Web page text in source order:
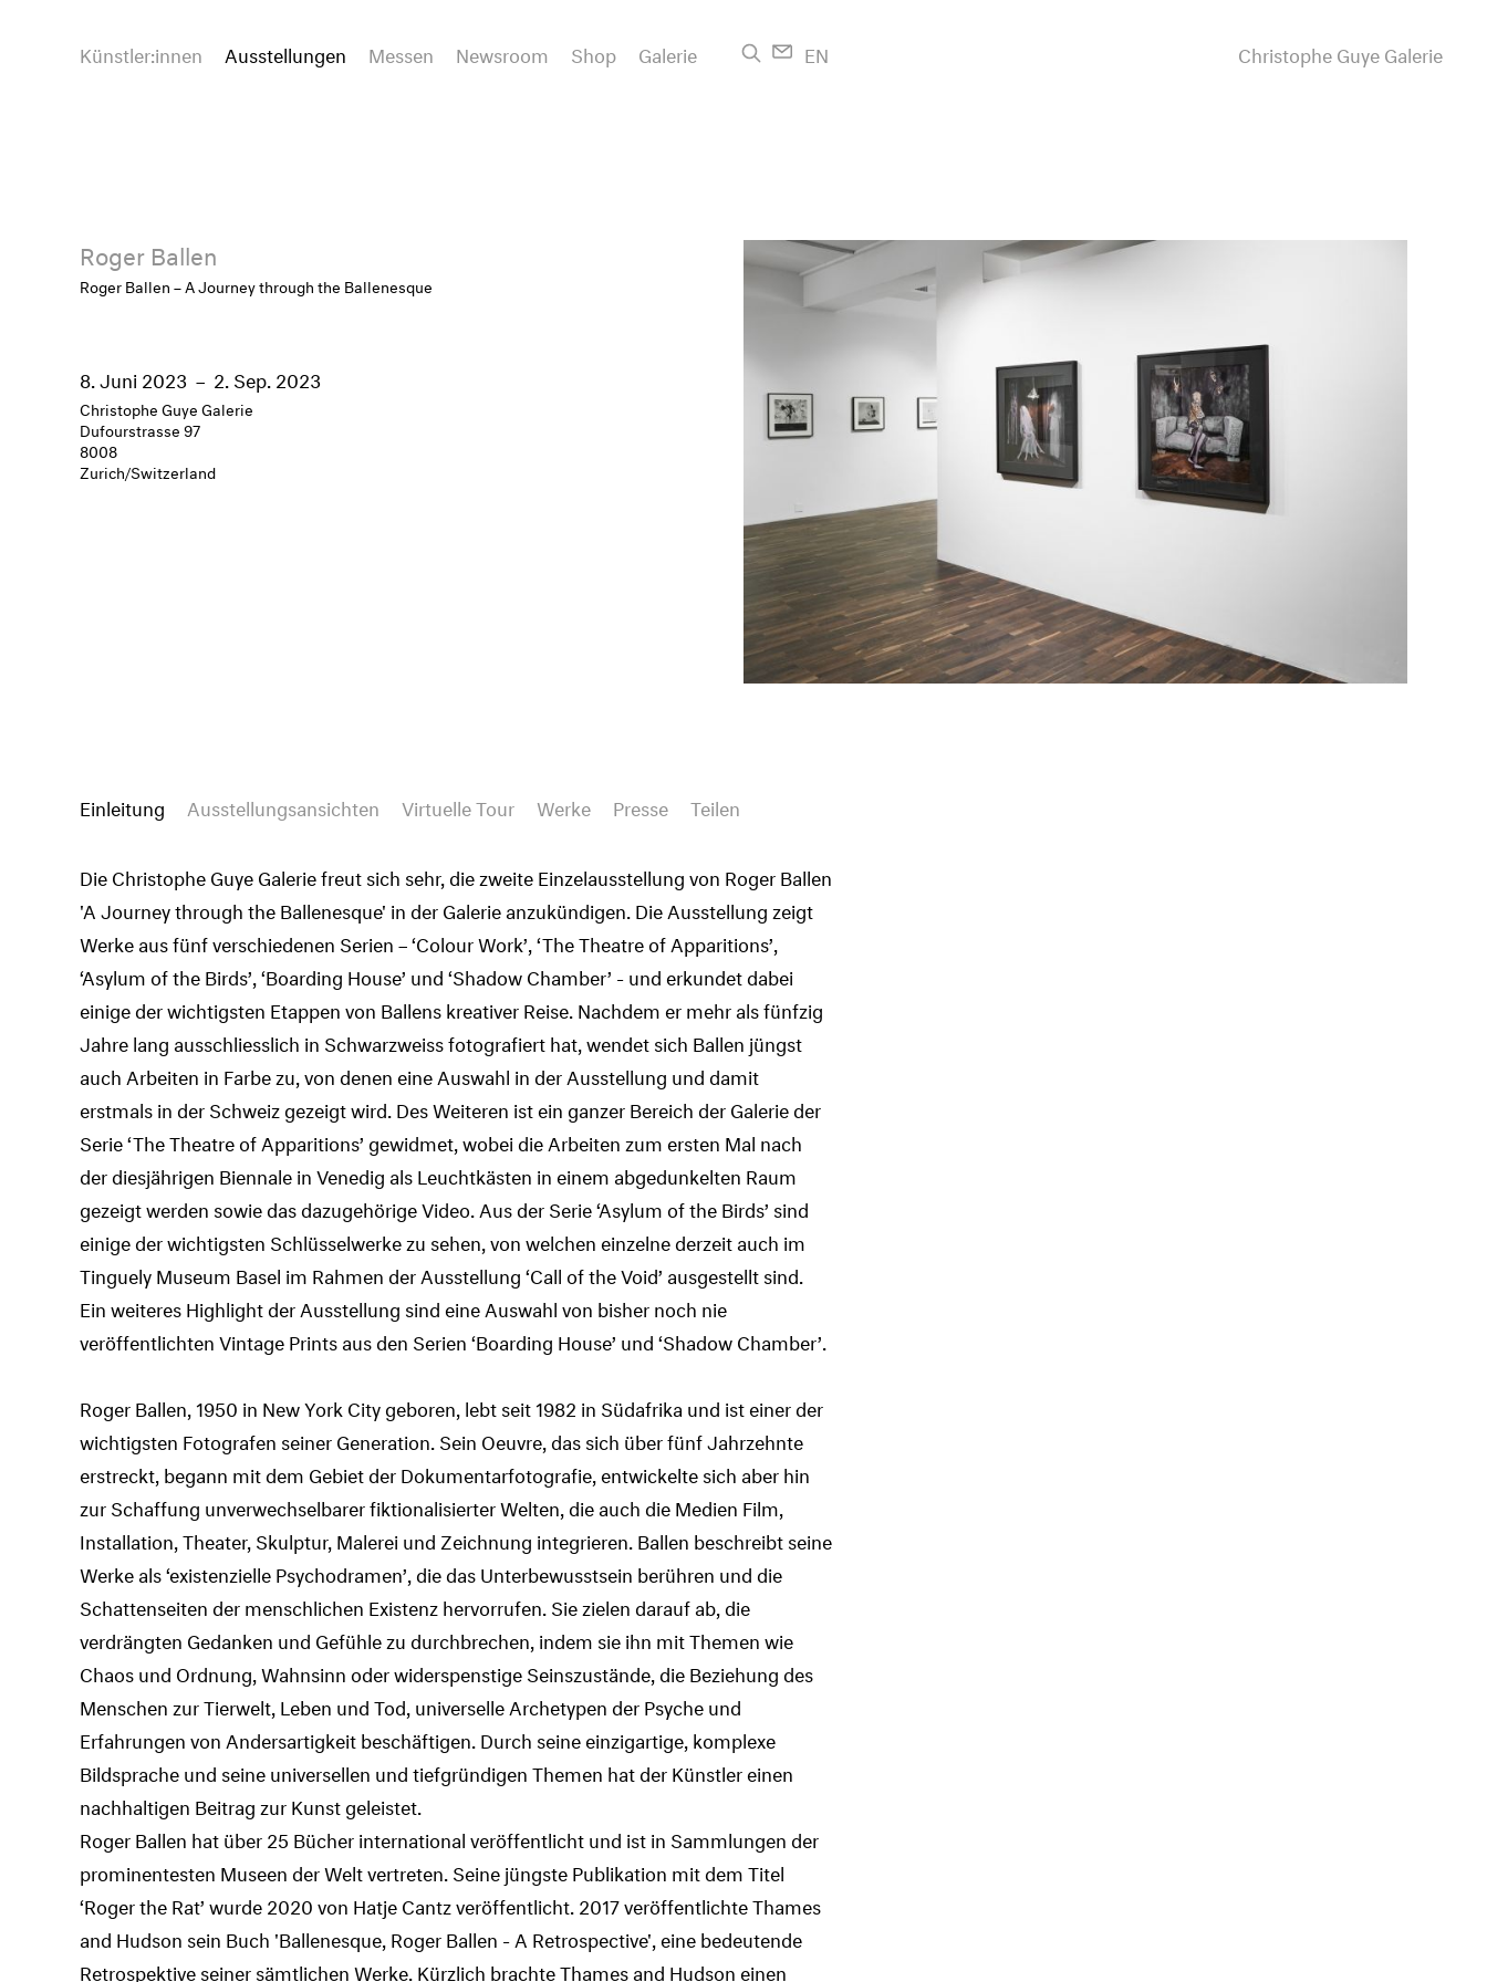
Christophe Guye Galerie
Künstler:innen Ausstellungen Messen Newsroom Shop Galerie EN
Roger Ballen
Roger Ballen – A Journey through the Ballenesque
8. Juni 2023 – 2. Sep. 2023
Christophe Guye Galerie
Dufourstrasse 97
8008
Zurich/Switzerland
Einleitung Ausstellungsansichten Virtuelle Tour Werke Presse Teilen
Die Christophe Guye Galerie freut sich sehr, die zweite Einzelausstellung von Roger Ballen
'A Journey through the Ballenesque' in der Galerie anzukündigen. Die Ausstellung zeigt
Werke aus fünf verschiedenen Serien – ‘Colour Work’, ‘The Theatre of Apparitions’,
‘Asylum of the Birds’, ‘Boarding House’ und ‘Shadow Chamber’ - und erkundet dabei
einige der wichtigsten Etappen von Ballens kreativer Reise. Nachdem er mehr als fünfzig
Jahre lang ausschliesslich in Schwarzweiss fotografiert hat, wendet sich Ballen jüngst
auch Arbeiten in Farbe zu, von denen eine Auswahl in der Ausstellung und damit
erstmals in der Schweiz gezeigt wird. Des Weiteren ist ein ganzer Bereich der Galerie der
Serie ‘The Theatre of Apparitions’ gewidmet, wobei die Arbeiten zum ersten Mal nach
der diesjährigen Biennale in Venedig als Leuchtkästen in einem abgedunkelten Raum
gezeigt werden sowie das dazugehörige Video. Aus der Serie ‘Asylum of the Birds’ sind
einige der wichtigsten Schlüsselwerke zu sehen, von welchen einzelne derzeit auch im
Tinguely Museum Basel im Rahmen der Ausstellung ‘Call of the Void’ ausgestellt sind.
Ein weiteres Highlight der Ausstellung sind eine Auswahl von bisher noch nie
veröffentlichten Vintage Prints aus den Serien ‘Boarding House’ und ‘Shadow Chamber’.
Roger Ballen, 1950 in New York City geboren, lebt seit 1982 in Südafrika und ist einer der
wichtigsten Fotografen seiner Generation. Sein Oeuvre, das sich über fünf Jahrzehnte
erstreckt, begann mit dem Gebiet der Dokumentarfotografie, entwickelte sich aber hin
zur Schaffung unverwechselbarer fiktionalisierter Welten, die auch die Medien Film,
Installation, Theater, Skulptur, Malerei und Zeichnung integrieren. Ballen beschreibt seine
Werke als ‘existenzielle Psychodramen’, die das Unterbewusstsein berühren und die
Schattenseiten der menschlichen Existenz hervorrufen. Sie zielen darauf ab, die
verdrängten Gedanken und Gefühle zu durchbrechen, indem sie ihn mit Themen wie
Chaos und Ordnung, Wahnsinn oder widerspenstige Seinszustände, die Beziehung des
Menschen zur Tierwelt, Leben und Tod, universelle Archetypen der Psyche und
Erfahrungen von Andersartigkeit beschäftigen. Durch seine einzigartige, komplexe
Bildsprache und seine universellen und tiefgründigen Themen hat der Künstler einen
nachhaltigen Beitrag zur Kunst geleistet.
Roger Ballen hat über 25 Bücher international veröffentlicht und ist in Sammlungen der
prominentesten Museen der Welt vertreten. Seine jüngste Publikation mit dem Titel
‘Roger the Rat’ wurde 2020 von Hatje Cantz veröffentlicht. 2017 veröffentlichte Thames
and Hudson sein Buch 'Ballenesque, Roger Ballen - A Retrospective', eine bedeutende
Retrospektive seiner sämtlichen Werke. Kürzlich brachte Thames and Hudson einen